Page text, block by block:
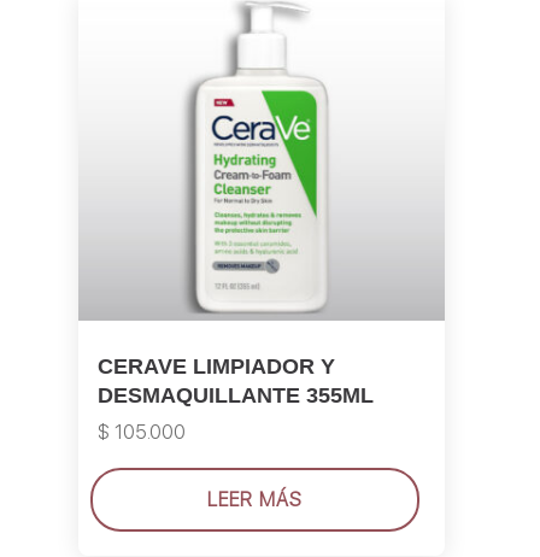
CERAVE LIMPIADOR Y
DESMAQUILLANTE 355ML
$ 105.000
LEER MÁS